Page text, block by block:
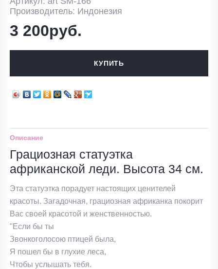
Производитель: Индонезия
3 200руб.
КУПИТЬ
Описание
Грациозная статуэтка
африканской леди. Высота 34 см.
Эта статуэтка порадует настоящих ценителей
красоты. Загадочная, грациозная африканка покорит
Вас своей красотой и женственностью.
"Если бы ты
Звонкоголосою птицей была,
Я пошел бы в глухие леса,
Чтобы услышать тебя.